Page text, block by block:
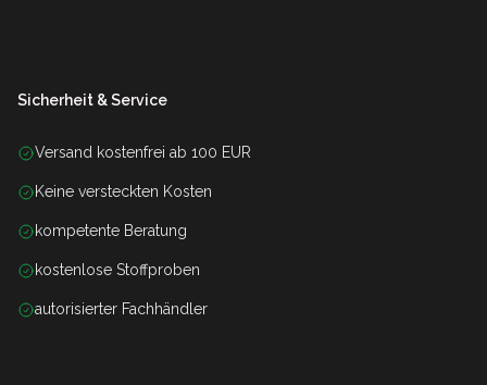
Sicherheit & Service
Versand kostenfrei ab 100 EUR
Keine versteckten Kosten
kompetente Beratung
kostenlose Stoffproben
autorisierter Fachhändler